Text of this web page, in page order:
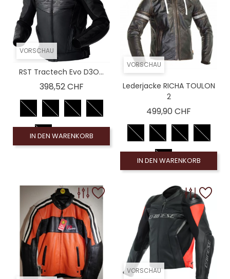
VORSCHAU
RST Tractech Evo D3O...
398,52 CHFPreis
IN DEN WARENKORB
VORSCHAU
Lederjacke RICHA TOULON
2
499,90 CHF
IN DEN WARENKORB
VORSCHAU